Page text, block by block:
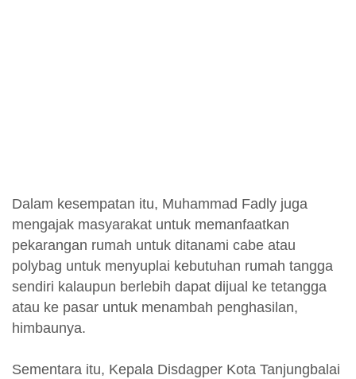
Dalam kesempatan itu, Muhammad Fadly juga
mengajak masyarakat untuk memanfaatkan
pekarangan rumah untuk ditanami cabe atau
polybag untuk menyuplai kebutuhan rumah tangga
sendiri kalaupun berlebih dapat dijual ke tetangga
atau ke pasar untuk menambah penghasilan,
himbaunya.
Sementara itu, Kepala Disdagper Kota Tanjungbalai